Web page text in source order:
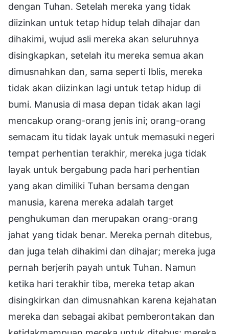
dengan Tuhan. Setelah mereka yang tidak
diizinkan untuk tetap hidup telah dihajar dan
dihakimi, wujud asli mereka akan seluruhnya
disingkapkan, setelah itu mereka semua akan
dimusnahkan dan, sama seperti Iblis, mereka
tidak akan diizinkan lagi untuk tetap hidup di
bumi. Manusia di masa depan tidak akan lagi
mencakup orang-orang jenis ini; orang-orang
semacam itu tidak layak untuk memasuki negeri
tempat perhentian terakhir, mereka juga tidak
layak untuk bergabung pada hari perhentian
yang akan dimiliki Tuhan bersama dengan
manusia, karena mereka adalah target
penghukuman dan merupakan orang-orang
jahat yang tidak benar. Mereka pernah ditebus,
dan juga telah dihakimi dan dihajar; mereka juga
pernah berjerih payah untuk Tuhan. Namun
ketika hari terakhir tiba, mereka tetap akan
disingkirkan dan dimusnahkan karena kejahatan
mereka dan sebagai akibat pemberontakan dan